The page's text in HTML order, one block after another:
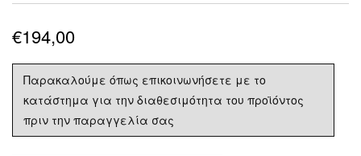
€194,00
Παρακαλούμε όπως επικοινωνήσετε με το
κατάστημα για την διαθεσιμότητα του προϊόντος
πριν την παραγγελία σας